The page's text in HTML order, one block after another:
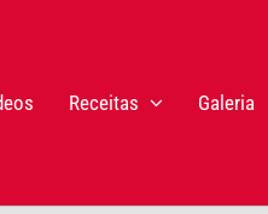
Receitas Galeria